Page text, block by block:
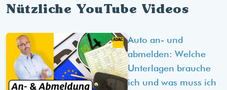
Nützliche YouTube Videos
Auto an- und
abmelden: Welche
Unterlagen brauche
ich und was muss ich